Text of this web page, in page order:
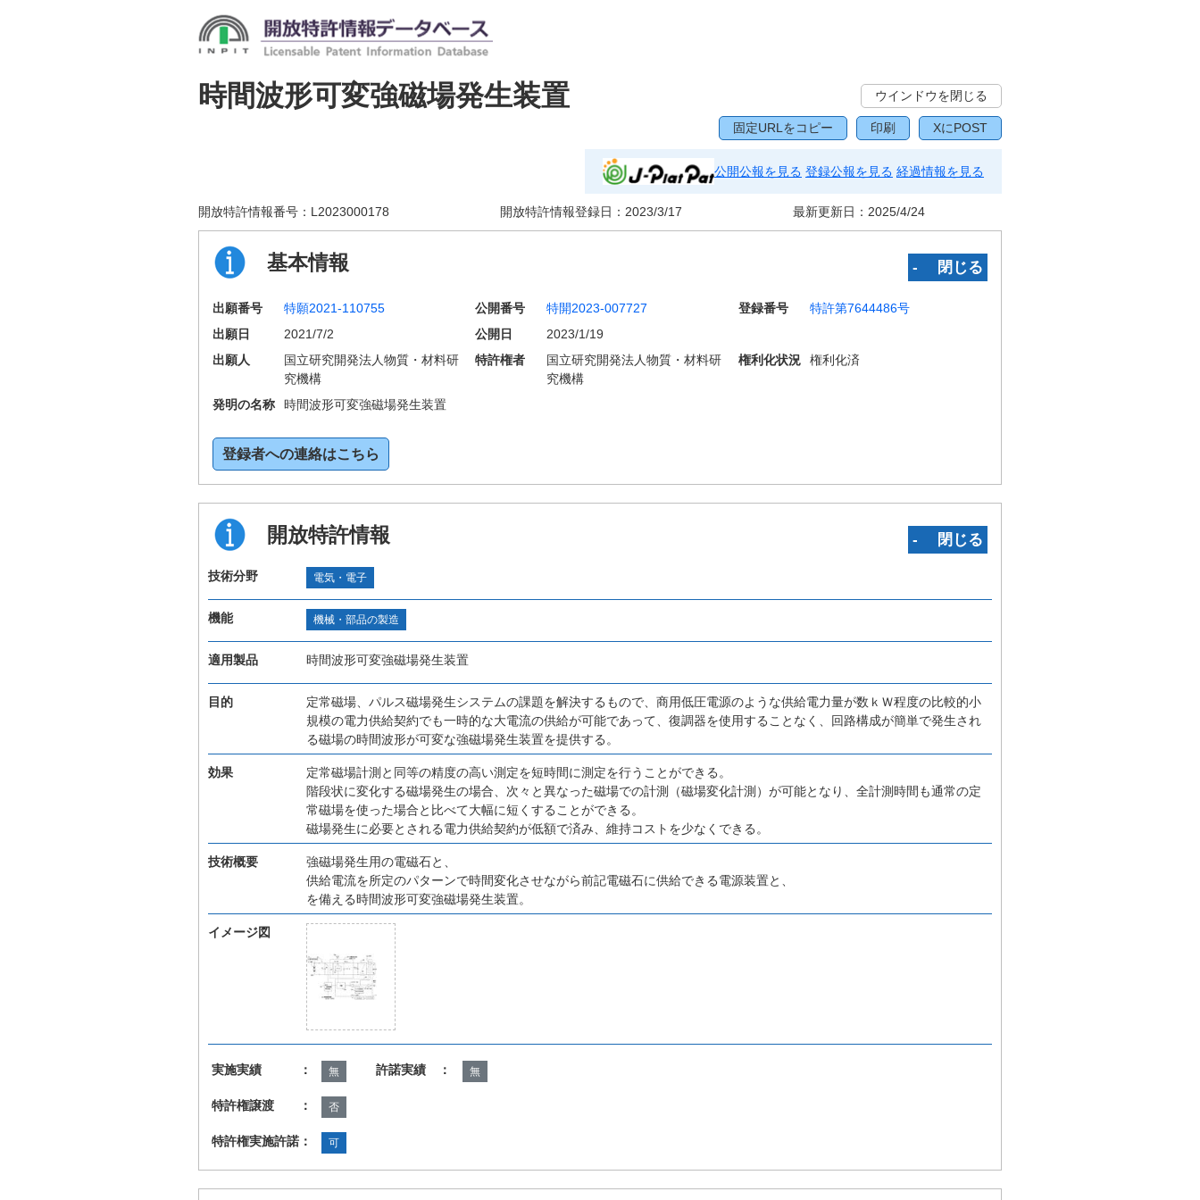
時間波形可変強磁場発生装置 ウインドウを閉じる
固定URLをコピー 印刷 XにPOST
公開公報を見る 登録公報を見る 経過情報を見る
開放特許情報番号： L2023000178 開放特許情報登録日： 2023/3/17 最新更新日： 2025/4/24
基本情報 ‐ 閉じる
出願番号 特願2021-110755 公開番号 特開2023-007727 登録番号
特許第7644486号
出願日
2021/7/2 公開日
2023/1/19
出願人
国立研究開発法人物質・材料研
究機構
特許権者
国立研究開発法人物質・材料研
究機構
権利化状況 権利化済
発明の名称 時間波形可変強磁場発生装置
登録者への連絡はこちら
開放特許情報 ‐ 閉じる
技術分野 電気・電子
機能 機械・部品の製造
適用製品 時間波形可変強磁場発生装置
目的
定常磁場、パルス磁場発生システムの課題を解決するもので、商用低圧電源のような供給電力量が数ｋＷ程度の比較的小
規模の電力供給契約でも一時的な大電流の供給が可能であって、復調器を使用することなく、回路構成が簡単で発生され
る磁場の時間波形が可変な強磁場発生装置を提供する。
効果
定常磁場計測と同等の精度の高い測定を短時間に測定を行うことができる。
階段状に変化する磁場発生の場合、次々と異なった磁場での計測（磁場変化計測）が可能となり、全計測時間も通常の定
常磁場を使った場合と比べて大幅に短くすることができる。
磁場発生に必要とされる電力供給契約が低額で済み、維持コストを少なくできる。
技術概要
強磁場発生用の電磁石と、
供給電流を所定のパターンで時間変化させながら前記電磁石に供給できる電源装置と、
を備える時間波形可変強磁場発生装置。
イメージ図
実施実績 ： 無 許諾実績 ： 無
特許権譲渡 ： 否
特許権実施許諾： 可